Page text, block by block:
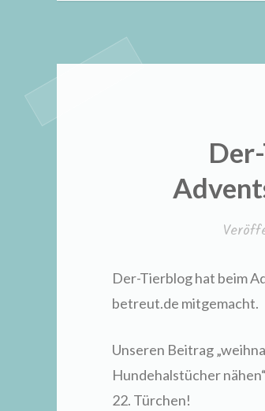
Der-Tierblog hat beim
betreut.de mitgemacht.
Unseren Beitrag
Hundehalstücher
22. Türchen!